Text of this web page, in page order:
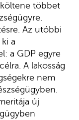
többet
Az utóbbi
a
a GDP egyre
A lakosság
nem
új